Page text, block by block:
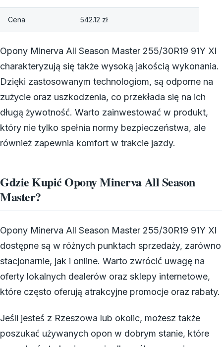
Cena 542.12 zł
Opony Minerva All Season Master 255/30R19 91Y Xl
charakteryzują się także wysoką jakością wykonania.
Dzięki zastosowanym technologiom, są odporne na
zużycie oraz uszkodzenia, co przekłada się na ich
długą żywotność. Warto zainwestować w produkt,
który nie tylko spełnia normy bezpieczeństwa, ale
również zapewnia komfort w trakcie jazdy.
Gdzie Kupić Opony Minerva All Season
Master?
Opony Minerva All Season Master 255/30R19 91Y Xl
dostępne są w różnych punktach sprzedaży, zarówno
stacjonarnie, jak i online. Warto zwrócić uwagę na
oferty lokalnych dealerów oraz sklepy internetowe,
które często oferują atrakcyjne promocje oraz rabaty.
Jeśli jesteś z Rzeszowa lub okolic, możesz także
poszukać używanych opon w dobrym stanie, które